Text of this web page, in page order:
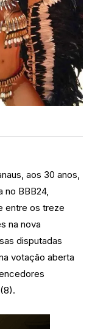
aos 30 anos,
BBB24,
entre os treze
na nova
disputadas
votação aberta